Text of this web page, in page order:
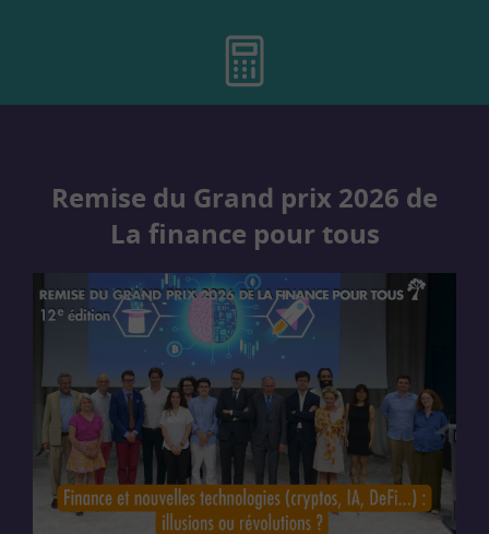
Remise du Grand prix 2026 de
La finance pour tous